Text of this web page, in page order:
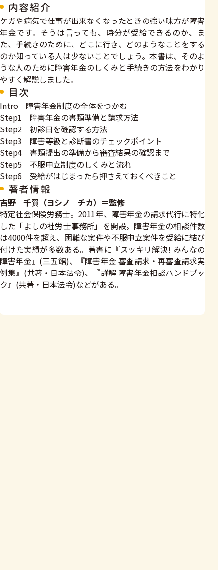
内容紹介
ケガや病気で仕事が出来なくなったときの強い味方が障害
年金です。そうは言っても、時分が受給できるのか、ま
た、手続きのために、どこに行き、どのようなことをする
のか知っている人は少ないことでしょう。本書は、そのよ
うな人のために障害年金のしくみと手続きの方法をわかり
やすく解説しました。
目次
Intro 障害年金制度の全体をつかむ
Step1 障害年金の書類準備と請求方法
Step2 初診日を確認する方法
Step3 障害等級と診断書のチェックポイント
Step4 書類提出の準備から審査結果の確認まで
Step5 不服申立制度のしくみと流れ
Step6 受給がはじまったら押さえておくべきこと
著者情報
吉野 千賀（ヨシノ チカ）＝監修
特定社会保険労務士。2011年、障害年金の請求代行に特化
した「よしの社労士事務所」を開設。障害年金の相談件数
は4000件を超え、困難な案件や不服申立案件を受給に結び
付けた実績が多数ある。著書に『スッキリ解決! みんなの
障害年金』(三五館)、『障害年金 審査請求・再審査請求実
例集』(共著・日本法令)、『詳解 障害年金相談ハンドブッ
ク』(共著・日本法令)などがある。